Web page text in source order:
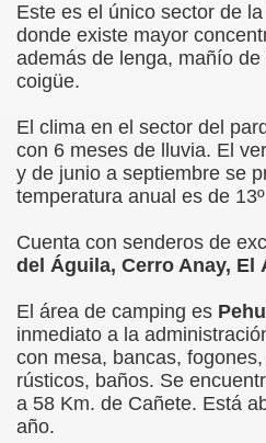
Este es el único sector de
donde existe mayor
además de lenga, mañío
coigüe.
El clima en el sector del
con 6 meses de lluvia. El
y de junio a septiembre se
temperatura anual es de
Cuenta con senderos de
del Águila, Cerro Anay, El
El área de camping es
inmediato a la
con mesa, bancas,
rústicos, baños. Se
a 58 Km. de Cañete. Está
año.
DE ANGOL